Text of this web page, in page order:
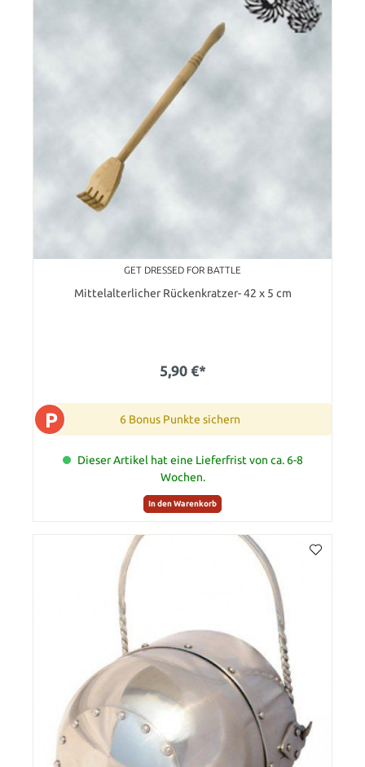
GET DRESSED FOR BATTLE
Mittelalterlicher Rückenkratzer- 42 x 5 cm
5,90 €*
P 6 Bonus Punkte sichern
Dieser Artikel hat eine Lieferfrist von ca. 6-8
Wochen.
In den Warenkorb